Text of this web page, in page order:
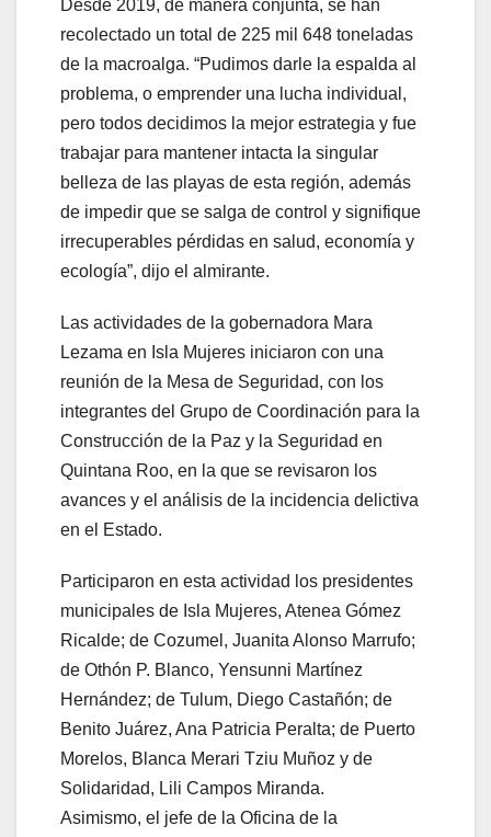
Desde 2019, de manera conjunta, se han
recolectado un total de 225 mil 648 toneladas
de la macroalga. “Pudimos darle la espalda al
problema, o emprender una lucha individual,
pero todos decidimos la mejor estrategia y fue
trabajar para mantener intacta la singular
belleza de las playas de esta región, además
de impedir que se salga de control y signifique
irrecuperables pérdidas en salud, economía y
ecología”, dijo el almirante.
Las actividades de la gobernadora Mara
Lezama en Isla Mujeres iniciaron con una
reunión de la Mesa de Seguridad, con los
integrantes del Grupo de Coordinación para la
Construcción de la Paz y la Seguridad en
Quintana Roo, en la que se revisaron los
avances y el análisis de la incidencia delictiva
en el Estado.
Participaron en esta actividad los presidentes
municipales de Isla Mujeres, Atenea Gómez
Ricalde; de Cozumel, Juanita Alonso Marrufo;
de Othón P. Blanco, Yensunni Martínez
Hernández; de Tulum, Diego Castañón; de
Benito Juárez, Ana Patricia Peralta; de Puerto
Morelos, Blanca Merari Tziu Muñoz y de
Solidaridad, Lili Campos Miranda.
Asimismo, el jefe de la Oficina de la